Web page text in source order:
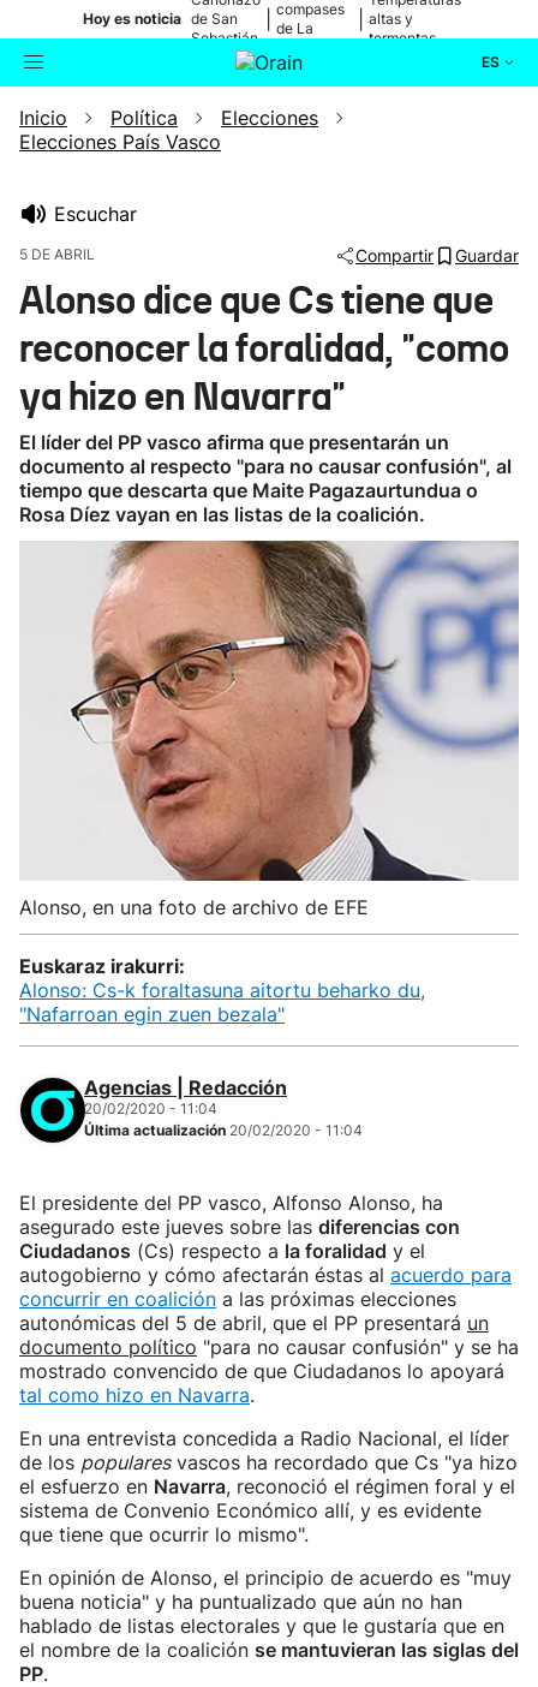
Hoy es noticia de San
Sebastián
compases
de La
altas y
tormentas
ES
Buscador Actualidad
Ikusmiran
Inicio Política
Elecciones
Elecciones País Vasco
Escuchar
5 DE ABRIL Compartir Guardar
Alonso dice que Cs tiene que
reconocer la foralidad, "como
ya hizo en Navarra"
El líder del PP vasco afirma que presentarán un
documento al respecto "para no causar confusión", al
tiempo que descarta que Maite Pagazaurtundua o
Rosa Díez vayan en las listas de la coalición.
Alonso, en una foto de archivo de EFE
Euskaraz irakurri:
Alonso: Cs-k foraltasuna aitortu beharko du,
"Nafarroan egin zuen bezala"
Agencias | Redacción
20/02/2020 - 11:04
Última actualización 20/02/2020 - 11:04
El presidente del PP vasco, Alfonso Alonso, ha
asegurado este jueves sobre las diferencias con
Ciudadanos (Cs) respecto a la foralidad y el
autogobierno y cómo afectarán éstas al acuerdo para
concurrir en coalición a las próximas elecciones
autonómicas del 5 de abril, que el PP presentará un
documento político "para no causar confusión" y se ha
mostrado convencido de que Ciudadanos lo apoyará
tal como hizo en Navarra.
En una entrevista concedida a Radio Nacional, el líder
de los popularesvascos ha recordado que Cs "ya hizo
el esfuerzo en Navarra, reconoció el régimen foral y el
sistema de Convenio Económico allí, y es evidente
que tiene que ocurrir lo mismo".
En opinión de Alonso, el principio de acuerdo es "muy
buena noticia" y ha puntualizado que aún no han
hablado de listas electorales y que le gustaría que en
el nombre de la coalición se mantuvieran las siglas del
PP.